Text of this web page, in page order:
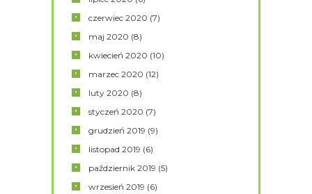
czerwiec2020 (7)
maj2020 (8)
kwiecień2020 (10)
marzec2020 (12)
luty2020 (8)
styczeń2020 (7)
grudzień2019 (9)
listopad2019 (6)
październik2019 (5)
wrzesień2019 (6)